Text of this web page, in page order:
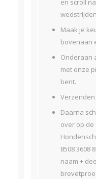
en scroll
Maak je
bovenaan
Onderaan
met onze
bent.
Verzenden
Daarna
over op de
8508 3608
naam +